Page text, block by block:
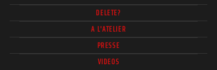
DELETE?
A L'ATELIER
PRESSE
VIDEOS